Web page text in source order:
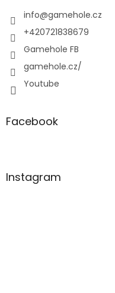
info@gamehole.cz
+420721838679
Gamehole FB
gamehole.cz/
Youtube
Facebook
Instagram